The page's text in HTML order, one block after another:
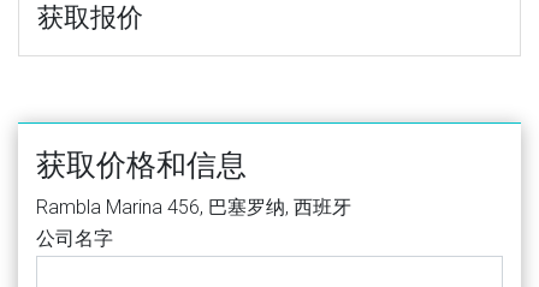
获取报价
获取价格和信息
Rambla Marina 456, 巴塞罗纳, 西班牙
公司名字